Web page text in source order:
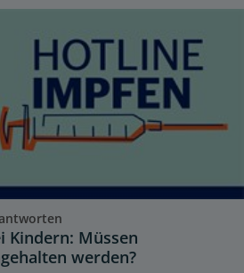
Kindern: Müssen
werden?